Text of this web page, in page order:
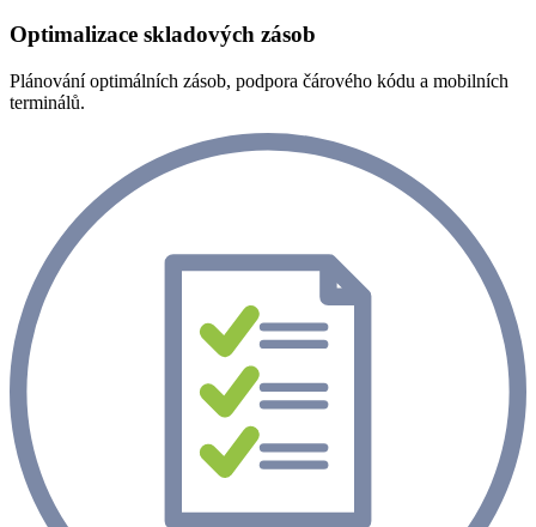
Optimalizace skladových zásob
Plánování optimálních zásob, podpora čárového kódu a mobilních
terminálů.